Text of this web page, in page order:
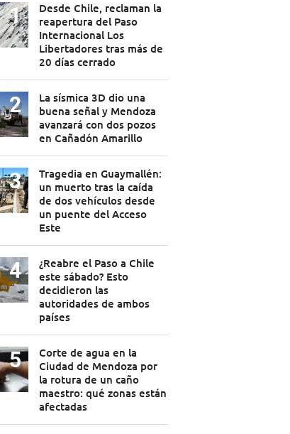
Desde Chile, reclaman la
reapertura del Paso
Internacional Los
Libertadores tras más de
20 días cerrado
La sísmica 3D dio una
buena señal y Mendoza
avanzará con dos pozos
en Cañadón Amarillo
Tragedia en Guaymallén:
un muerto tras la caída
de dos vehículos desde
un puente del Acceso
Este
¿Reabre el Paso a Chile
este sábado? Esto
decidieron las
autoridades de ambos
países
Corte de agua en la
Ciudad de Mendoza por
la rotura de un caño
maestro: qué zonas están
afectadas